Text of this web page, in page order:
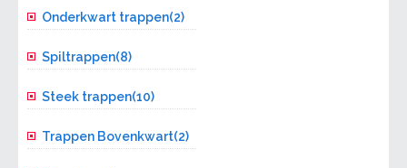
Onderkwart trappen(2)
Spiltrappen(8)
Steek trappen(10)
Trappen Bovenkwart(2)